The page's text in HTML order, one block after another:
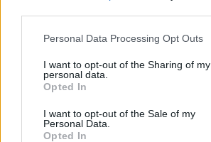
Personal Data Processing Opt Outs
I want to opt-out of the Sharing of my
personal data.
Opted In
I want to opt-out of the Sale of my
Personal Data.
Opted In